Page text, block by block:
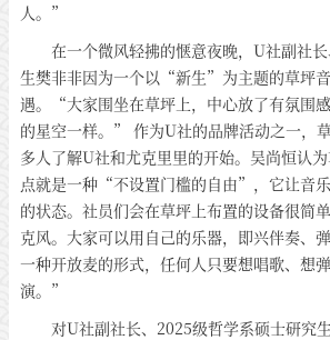
人。”
在一个微风轻拂的惬意夜晚，U社副社
生樊非非因为一个以“新生”为主题的草坪
遇。“大家围坐在草坪上，中心放了有氛围
的星空一样。” 作为U社的品牌活动之一，
多人了解U社和尤克里里的开始。吴尚恒认
点就是一种“不设置门槛的自由”，它让音
的状态。社员们会在草坪上布置的设备很简
克风。大家可以用自己的乐器，即兴伴奏、
一种开放麦的形式，任何人只要想唱歌、想
演。”
对U社副社长、2025级哲学系硕士研究